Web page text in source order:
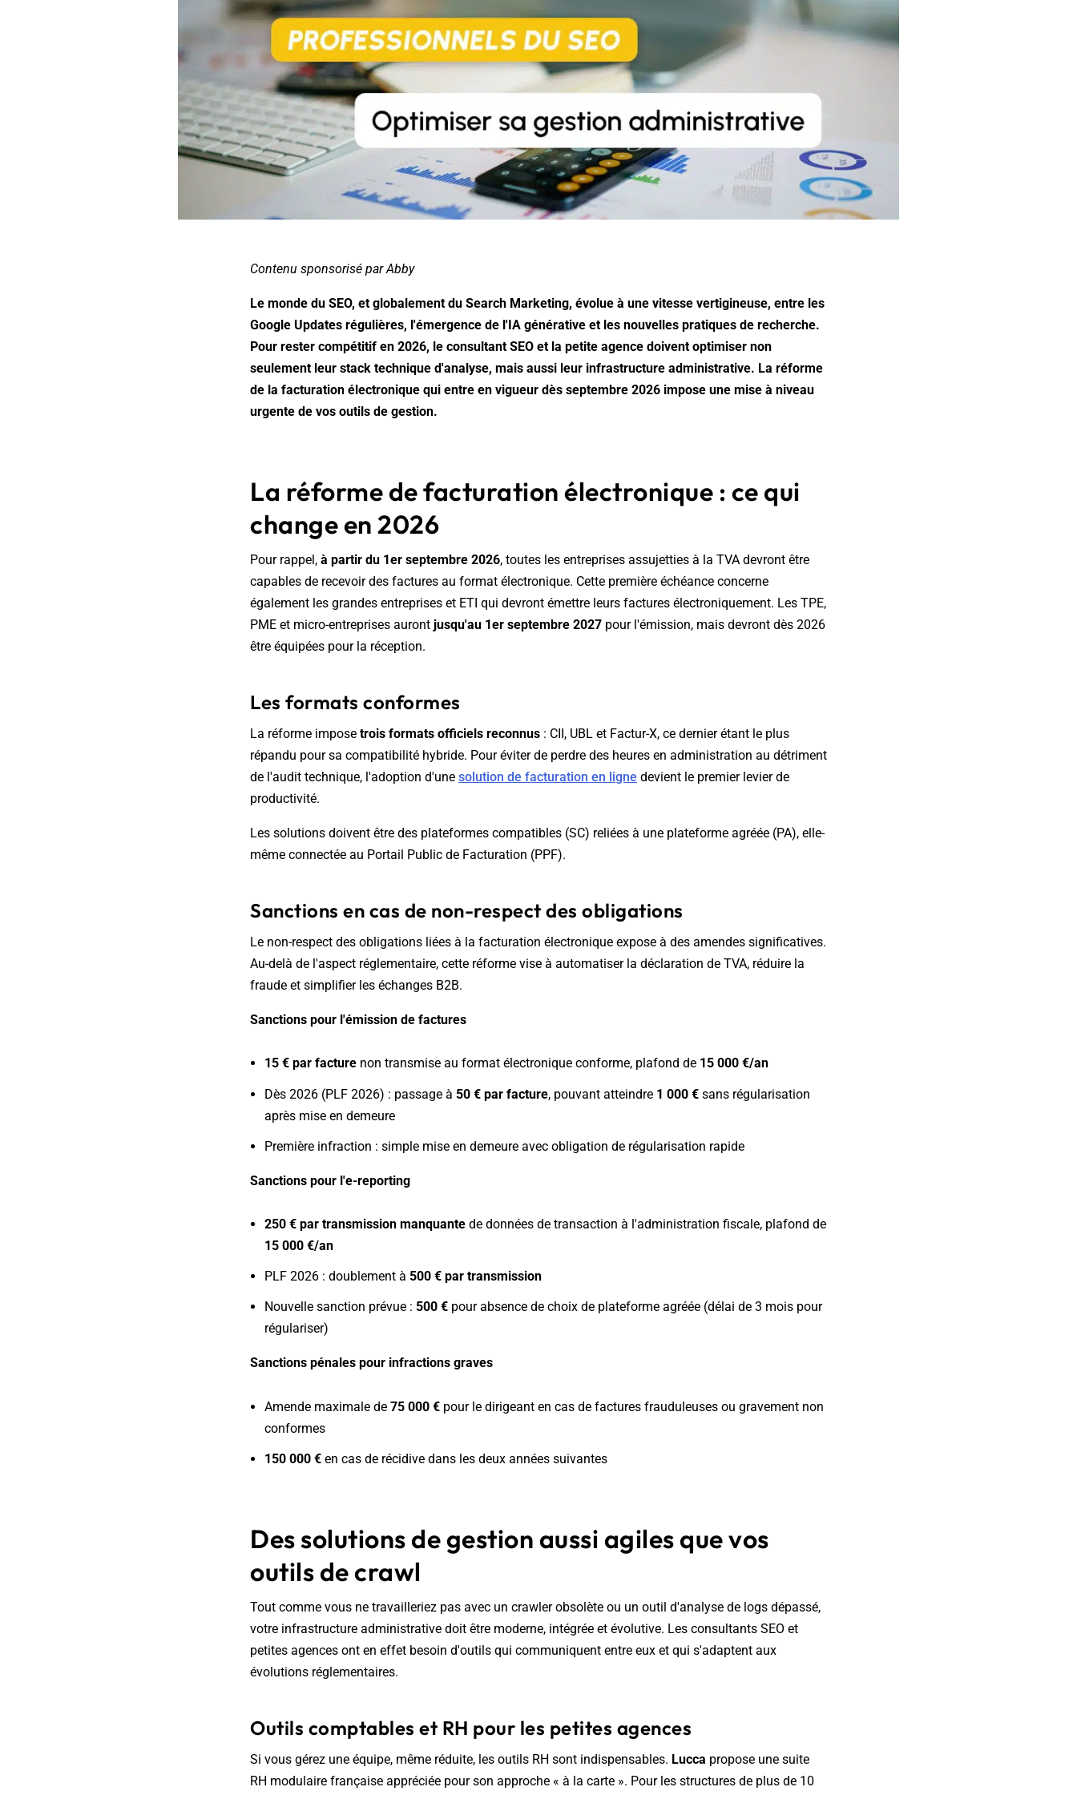
Contenu sponsorisé par Abby
Le monde du SEO, et globalement du Search Marketing, évolue à une vitesse vertigineuse, entre les
Google Updates régulières, l'émergence de l'IA générative et les nouvelles pratiques de recherche.
Pour rester compétitif en 2026, le consultant SEO et la petite agence doivent optimiser non
seulement leur stack technique d'analyse, mais aussi leur infrastructure administrative. La réforme
de la facturation électronique qui entre en vigueur dès septembre 2026 impose une mise à niveau
urgente de vos outils de gestion.
La réforme de facturation électronique : ce qui
change en 2026
Pour rappel, à partir du 1er septembre 2026, toutes les entreprises assujetties à la TVA devront être
capables de recevoir des factures au format électronique. Cette première échéance concerne
également les grandes entreprises et ETI qui devront émettre leurs factures électroniquement. Les TPE,
PME et micro-entreprises auront jusqu'au 1er septembre 2027 pour l'émission, mais devront dès 2026
être équipées pour la réception.
Les formats conformes
La réforme impose trois formats officiels reconnus : CII, UBL et Factur-X, ce dernier étant le plus
répandu pour sa compatibilité hybride. Pour éviter de perdre des heures en administration au détriment
de l'audit technique, l'adoption d'une solution de facturation en ligne devient le premier levier de
productivité.
Les solutions doivent être des plateformes compatibles (SC) reliées à une plateforme agréée (PA), elle-
même connectée au Portail Public de Facturation (PPF).
Sanctions en cas de non-respect des obligations
Le non-respect des obligations liées à la facturation électronique expose à des amendes significatives.
Au-delà de l'aspect réglementaire, cette réforme vise à automatiser la déclaration de TVA, réduire la
fraude et simplifier les échanges B2B.
Sanctions pour l'émission de factures
15 € par facture non transmise au format électronique conforme, plafond de 15 000 €/an
Dès 2026 (PLF 2026) : passage à50 € par facture, pouvant atteindre 1 000 € sans régularisation
après mise en demeure
Première infraction : simple mise en demeure avec obligation de régularisation rapide​
Sanctions pour l'e-reporting
250 € par transmission manquante de données de transaction à l'administration fiscale, plafond de
15 000 €/an
PLF 2026 : doublement à500 € par transmission
Nouvelle sanction prévue :500 € pour absence de choix de plateforme agréée (délai de 3 mois pour
régulariser)​
Sanctions pénales pour infractions graves
Amende maximale de75 000 € pour le dirigeant en cas de factures frauduleuses ou gravement non
conformes
150 000 € en cas de récidive dans les deux années suivantes
Des solutions de gestion aussi agiles que vos
outils de crawl
Tout comme vous ne travailleriez pas avec un crawler obsolète ou un outil d'analyse de logs dépassé,
votre infrastructure administrative doit être moderne, intégrée et évolutive. Les consultants SEO et
petites agences ont en effet besoin d'outils qui communiquent entre eux et qui s'adaptent aux
évolutions réglementaires.​
Outils comptables et RH pour les petites agences
Si vous gérez une équipe, même réduite, les outils RH sont indispensables. Lucca propose une suite
RH modulaire française appréciée pour son approche « à la carte ». Pour les structures de plus de 10